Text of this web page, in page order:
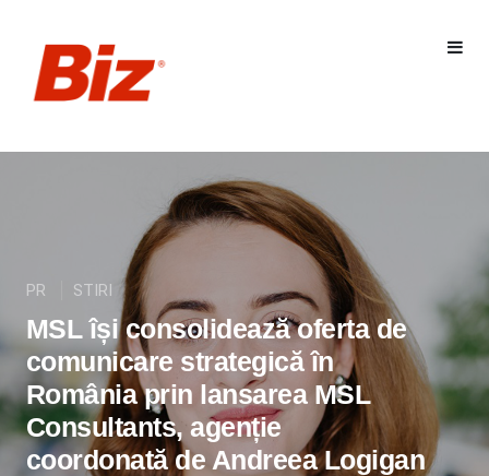
PR STIRI
MSL își consolidează oferta de
comunicare strategică în
România prin lansarea MSL
Consultants, agenție
coordonată de Andreea Logigan